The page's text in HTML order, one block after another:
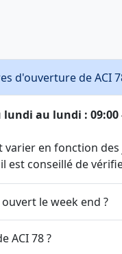
d'ouverture de ACI
au lundi : 09:00
varier en fonction
est conseillé de
ouvert le week end ?
ACI 78 ?